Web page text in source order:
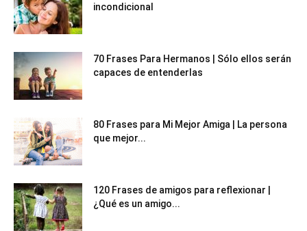
incondicional
70 Frases Para Hermanos | Sólo ellos serán
capaces de entenderlas
80 Frases para Mi Mejor Amiga | La persona
que mejor...
120 Frases de amigos para reflexionar |
¿Qué es un amigo...